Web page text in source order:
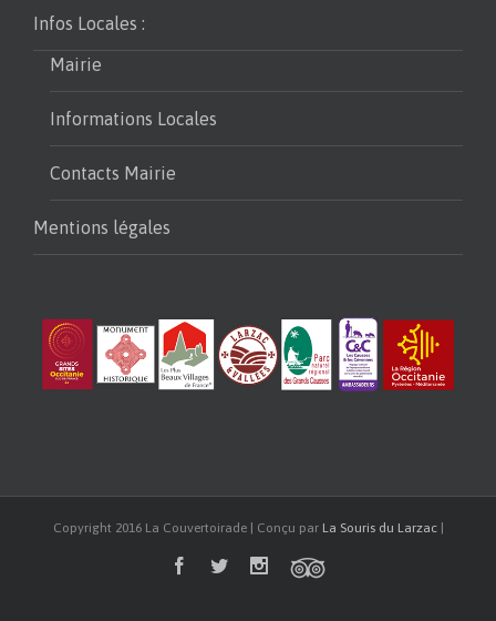
Infos Locales :
Mairie
Informations Locales
Contacts Mairie
Mentions légales
Copyright 2016 La Couvertoirade | Conçu par La Souris du Larzac|